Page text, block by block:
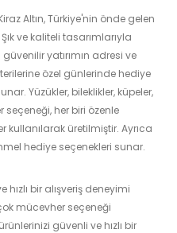
Altın, Türkiye'nin önde gelen
ve kaliteli tasarımlarıyla
yatırımın adresi ve
özel günlerinde hediye
Yüzükler, bileklikler, küpeler,
her biri özenle
üretilmiştir. Ayrıca
hediye seçenekleri sunar.
hızlı bir alışveriş deneyimi
mücevher seçeneği
güvenli ve hızlı bir